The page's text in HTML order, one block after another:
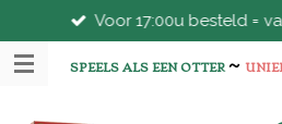
direct
naar
hoofdinhoud
SPEELS ALS EEN OTTER~
Voor 17:00u besteld =